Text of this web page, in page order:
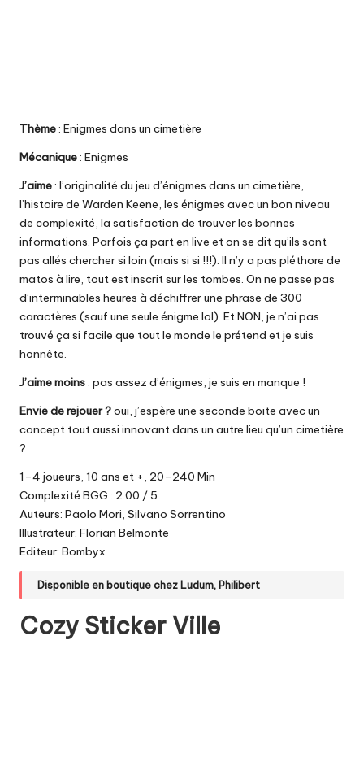
Thème: Enigmes dans un cimetière
Mécanique: Enigmes
J’aime: l’originalité du jeu d’énigmes dans un cimetière,
l’histoire de Warden Keene, les énigmes avec un bon niveau
de complexité, la satisfaction de trouver les bonnes
informations. Parfois ça part en live et on se dit qu’ils sont
pas allés chercher si loin (mais si si !!!). Il n’y a pas pléthore de
matos à lire, tout est inscrit sur les tombes. On ne passe pas
d’interminables heures à déchiffrer une phrase de 300
caractères (sauf une seule énigme lol). Et NON, je n’ai pas
trouvé ça si facile que tout le monde le prétend et je suis
honnête.
J’aime moins: pas assez d’énigmes, je suis en manque !
Envie de rejouer ?oui, j’espère une seconde boite avec un
concept tout aussi innovant dans un autre lieu qu’un cimetière
?
1–4 joueurs, 10 ans et +, 20–240 Min
Complexité BGG : 2.00 / 5
Auteurs: Paolo Mori, Silvano Sorrentino
Illustrateur: Florian Belmonte
Editeur: Bombyx
Disponible en boutique chez Ludum, Philibert
Cozy Sticker Ville